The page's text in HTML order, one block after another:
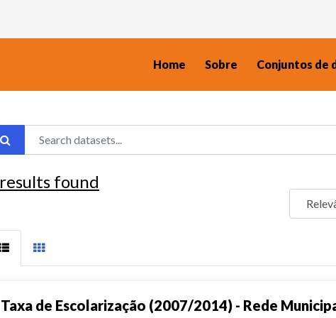
Home Sobre Conjuntos de
results found
Taxa de Escolarização (2007/2014) - Rede